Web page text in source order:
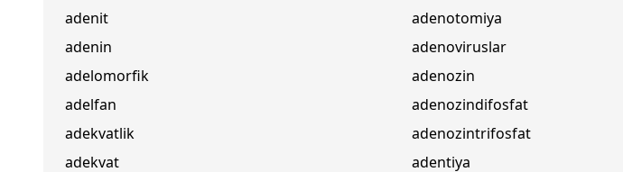
adenit
adenin
adelomorfik
adelfan
adekvatlik
adekvat
adenotomiya
adenoviruslar
adenozin
adenozindifosfat
adenozintrifosfat
adentiya